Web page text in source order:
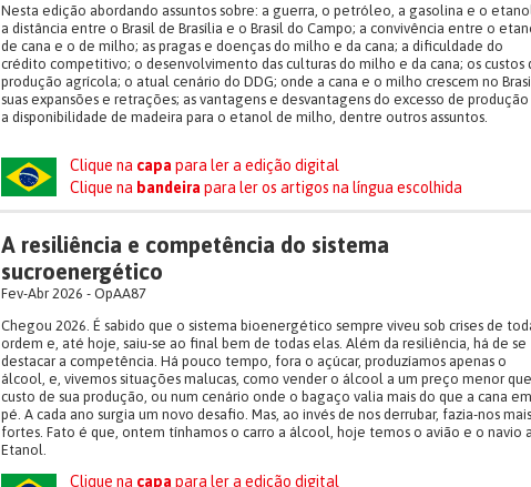
Nesta edição abordando assuntos sobre: a guerra, o petróleo, a gasolina e o
a distância entre o Brasil de Brasília e o Brasil do Campo; a convivência entre o
de cana e o de milho; as pragas e doenças do milho e da cana; a dificuldade do
crédito competitivo; o desenvolvimento das culturas do milho e da cana; os custos
produção agrícola; o atual cenário do DDG; onde a cana e o milho crescem no
suas expansões e retrações; as vantagens e desvantagens do excesso de
a disponibilidade de madeira para o etanol de milho, dentre outros assuntos.
Clique na capa para ler a edição digital
Clique na bandeira para ler os artigos na língua escolhida
A resiliência e competência do sistema
sucroenergético
Fev-Abr 2026 - OpAA87
Chegou 2026. É sabido que o sistema bioenergético sempre viveu sob crises de
ordem e, até hoje, saiu-se ao final bem de todas elas. Além da resiliência, há de se
destacar a competência. Há pouco tempo, fora o açúcar, produzíamos apenas o
álcool, e, vivemos situações malucas, como vender o álcool a um preço menor
custo de sua produção, ou num cenário onde o bagaço valia mais do que a cana em
pé. A cada ano surgia um novo desafio. Mas, ao invés de nos derrubar, fazia-nos mais
fortes. Fato é que, ontem tínhamos o carro a álcool, hoje temos o avião e o navio
Etanol.
Clique na capa para ler a edição digital